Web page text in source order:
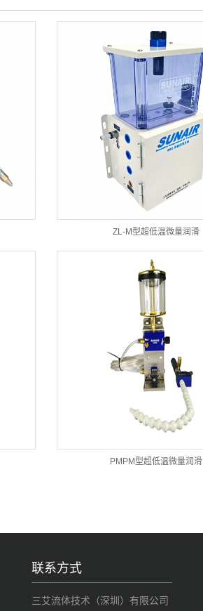
ZL-M型超低温微量润滑
PMPM型超低温微量润滑
联系方式
三艾流体技术（深圳）有限公司